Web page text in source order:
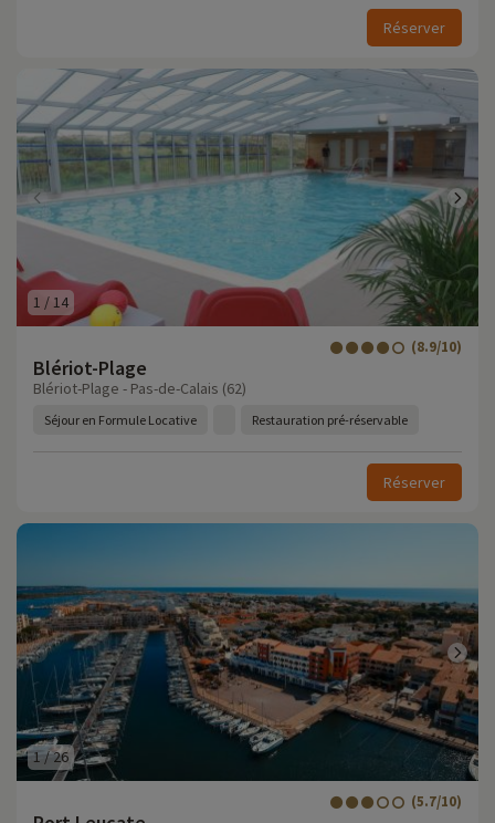
Réserver
1 /14
Blériot-Plage
(8.9/10)
Blériot-Plage - Pas-de-Calais (62)
Séjour en Formule Locative Restauration pré-réservable
Réserver
1 /26
(5.7/10)